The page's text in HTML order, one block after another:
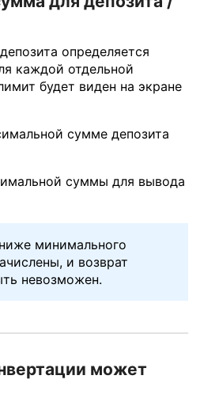
определяется
каждой отдельной
будет виден на экране
сумме депозита
суммы для вывода
минимального
и возврат
невозможен.
может